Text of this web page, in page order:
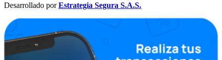
Desarrollado porEstrategia Segura S.A.S.